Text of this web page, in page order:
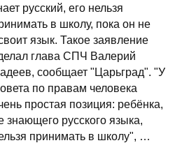
русский, его нельзя
в школу, пока он не
язык. Такое заявление
глава СПЧ Валерий
сообщает "Царьград". "У
по правам человека
простая позиция: ребёнка,
знающего русского языка,
принимать в школу", …